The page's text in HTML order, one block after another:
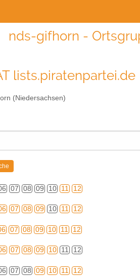
nds-gifhorn -
lists.piratenpartei.de
(Niedersachsen)
07 08 09 10 11 12
07 08 09 10 11 12
07 08 09 10 11 12
07 08 09 10 11 12
07 08 09 10 11 12